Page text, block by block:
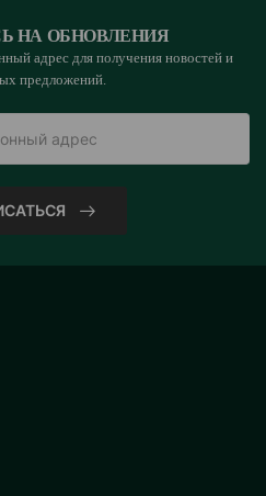
НА ОБНОВЛЕНИЯ
адрес для получения новостей и
предложений.